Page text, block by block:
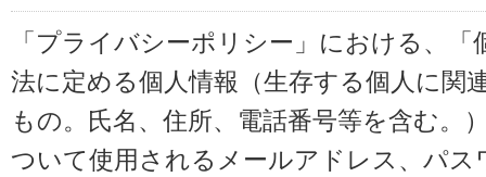
「プライバシーポリシー」における、
法に定める個人情報（生存する個人に関
もの。氏名、住所、電話番号等を含む。
ついて使用されるメールアドレス、パ